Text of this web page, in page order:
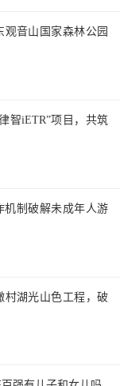
观音山国家森林公园
智iETR”项目，共筑
机制破解未成年人游
村湖光山色工程，破